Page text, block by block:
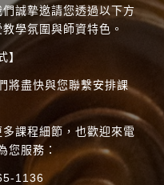
誠摯邀請您透過以下方
學氛圍與師資特色。
】
將盡快與您聯繫安排課
課程細節，也歡迎來電
您服務：
1136